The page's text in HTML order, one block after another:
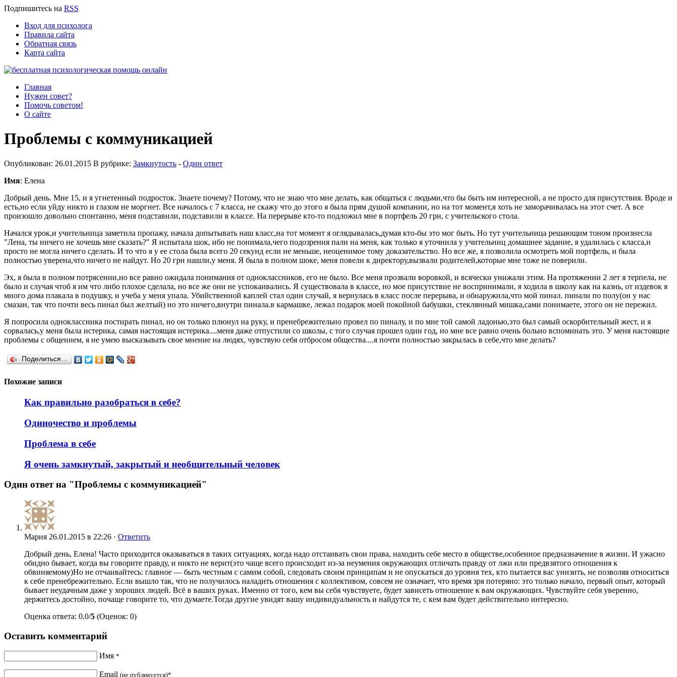
Подпишитесь на RSS
Вход для психолога
Правила сайта
Обратная связь
Карта сайта
Главная
Нужен совет?
Помочь советом!
О сайте
Проблемы с коммуникацией
Опубликован: 26.01.2015 В рубрике: Замкнутость - Один ответ
Имя: Елена
Добрый день. Мне 15, и я угнетенный подросток. Знаете почему? Потому, что не знаю что мне делать, как общаться с людьми,что бы быть им интересной, а не просто для присутствия. Вроде и
есть,но если уйду никто и глазом не моргнет. Все началось с 7 класса, не скажу что до этого я была прям душой компании, но на тот момент,я хоть не заморачивалась на этот счет. А все
произошло довольно спонтанно, меня подставили, подставили в классе. На перерыве кто-то подложил мне в портфель 20 грн, с учительского стола.
Начался урок,и учительница заметила пропажу, начала допытывать наш класс,на тот момент я оглядывалась,думая кто-бы это мог быть. Но тут учительница решающим тоном произнесла
"Лена, ты ничего не хочешь мне сказать?" Я испытала шок, ибо не понимала,чего подозрения пали на меня, как только я уточнила у учительниц домашнее задание, я удалилась с класса,и
просто не могла ничего сделать. И то что я у ее стола была всего 20 секунд если не меньше, неоценимое тому доказательство. Но все же, я позволила осмотреть мой портфель, и была
полностью уверена,что ничего не найдут. Но 20 грн нашли,у меня. Я была в полном шоке, меня повели к директору,вызвали родителей,которые мне тоже не поверили.
Эх, я была в полном потрясении,но все равно ожидала понимания от одноклассников, его не было. Все меня прозвали воровкой, и всячески унижали этим. На протяжении 2 лет я терпела, не
было и случая чтоб я им что либо плохое сделала, но все же они не успокаивались. Я существовала в классе, но мое присутствие не воспринимали, я ходила в школу как на казнь, от издевок я
много дома плакала в подушку, и учеба у меня упала. Убийственной каплей стал один случай, я вернулась в класс после перерыва, и обнаружила,что мой пинал. пинали по полу(он у нас
смазан, так что почти весь пинал был желтый) но это ничего,внутри пинала.в кармашке, лежал подарок моей покойной бабушки, стеклянный мишка,сами понимаете, этого он не пережил.
Я попросила одноклассника постирать пинал, но он только плюнул на руку, и пренебрежительно провел по пиналу, и по мне той самой ладонью,это был самый оскорбительный жест, и я
сорвалась,у меня была истерика, самая настоящая истерика....меня даже отпустили со школы, с того случая прошел один год, но мне все равно очень больно вспоминать это. У меня настоящие
проблемы с общением, я не умею высказывать свое мнение на людях, чувствую себя отбросом общества....я почти полностью закрылась в себе,что мне делать?
Поделиться…
Похожие записи
Как правильно разобраться в себе?
Одиночество и проблемы
Проблема в себе
Я очень замкнутый, закрытый и необщительный человек
Один ответ на "Проблемы с коммуникацией"
Мария 26.01.2015 в 22:26 · Ответить
Добрый день, Елена! Часто приходится оказываться в таких ситуациях, когда надо отстаивать свои права, находить себе место в обществе,особенное предназначение в жизни. И ужасно
обидно бывает, когда вы говорите правду, и никто не верит(это чаще всего происходит из-за неумения окружающих отличать правду от лжи или предвзятого отношения к
обвиняемому)Но не отчаивайтесь: главное — быть честным с самим собой, следовать своим принципам и не опускаться до уровня тех, кто пытается вас унизить, не позволяя относиться
к себе пренебрежительно. Если вышло так, что не получилось наладить отношения с коллективом, совсем не означает, что время зря потеряно: это только начало, первый опыт, который
бывает неудачным даже у хороших людей. Всё в ваших руках. Именно от того, кем вы себя чувствуете, будет зависеть отношение к вам окружающих. Чувствуйте себя уверенно,
держитесь достойно, почаще говорите то, что думаете.Тогда другие увидят вашу индивидуальность и найдутся те, с кем вам будет действительно интересно.
Оценка ответа: 0.0/5 (Оценок: 0)
Оставить комментарий
Имя *
Email (не публикуется)*